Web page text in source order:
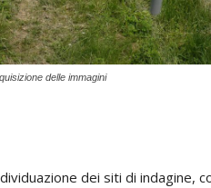
delle immagini
dei siti di indagine,